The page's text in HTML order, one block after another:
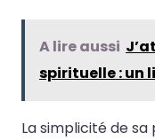
A lire aussi
spirituelle : un
La simplicité de